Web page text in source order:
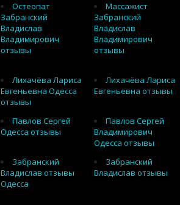
Остеопат
Забранский
Владислав
Владимирович
отзывы
Массажист
Забранский
Владислав
Владимирович
отзывы
Лихачёва Лариса
Евгеньевна Одесса
отзывы
Лихачёва Лариса
Евгеньевна отзывы
Павлов Сергей
Одесса отзывы
Павлов Сергей
Владимирович
Одесса отзывы
Забранский
Владислав отзывы
Одесса
Забранский
Владислав отзывы